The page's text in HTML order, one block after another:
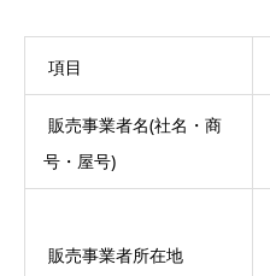
項目
販売事業者名(社名・商
号・屋号)
販売事業者所在地